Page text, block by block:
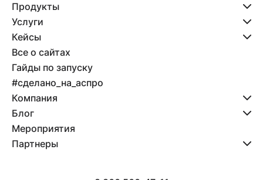
Продукты
Услуги
Кейсы
Все о сайтах
Гайды по запуску
#сделано_на_аспро
Компания
Блог
Мероприятия
Партнеры